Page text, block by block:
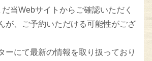
当Webサイトからご確認いただく
が、ご予約いただける可能性がござ
ーにて最新の情報を取り扱っており